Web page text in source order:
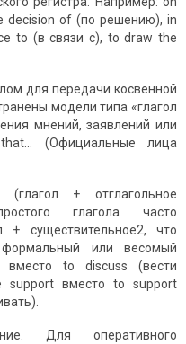
decision of (по решению), in
to (в связи с), to draw the
для передачи косвенной
модели типа «глагол
мнений, заявлений или
(Официальные лица
(глагол + отглагольное
глагола часто
+ существительное2, что
или весомый
to discuss (вести
support вместо to support
Для оперативного